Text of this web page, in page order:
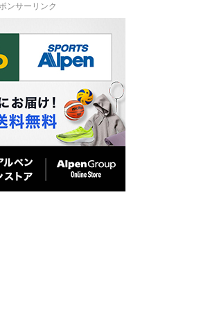
ンサーリンク